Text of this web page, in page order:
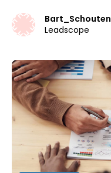
Bart_Schouten
Leadscope